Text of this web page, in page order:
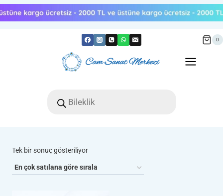
Skip
to
0
search
Tek bir sonuç gösteriliyor